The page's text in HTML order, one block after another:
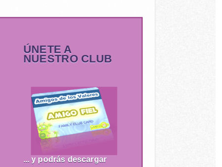
ÚNETE A
NUESTRO CLUB
... y podrás descargar